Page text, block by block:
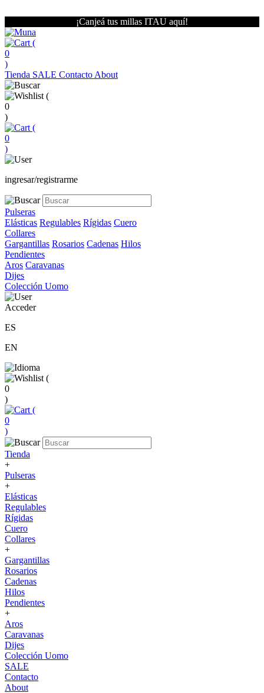
¡Canjeá tus millas ITAU aquí!
(
0
)
Tienda SALE Contacto About
(
0
)
(
0
)
ingresar/registrarme
Pulseras
Elásticas Regulables Rígidas Cuero
Collares
Gargantillas Rosarios Cadenas Hilos
Pendientes
Aros Caravanas
Dijes
Colección Uomo
Acceder
ES
EN
(
0
)
(
0
)
Tienda
+
Pulseras
+
Elásticas
Regulables
Rígidas
Cuero
Collares
+
Gargantillas
Rosarios
Cadenas
Hilos
Pendientes
+
Aros
Caravanas
Dijes
Colección Uomo
SALE
Contacto
About